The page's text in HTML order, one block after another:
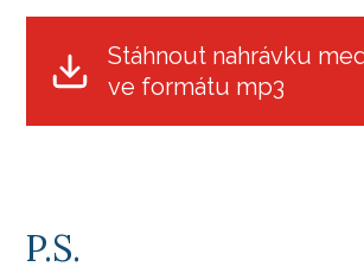
Stáhnout nahrávku
ve formátu mp3
P.S.